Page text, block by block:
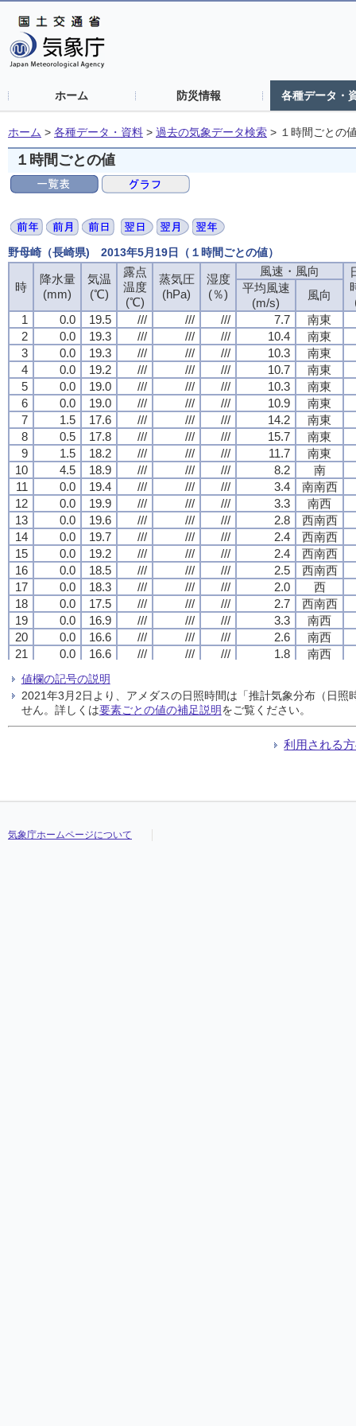
ホーム 防災情報 各種データ・
ホーム > 各種データ・資料 > 過去の気象データ検索 > １時間ごとの
１時間ごとの値
野母崎（長崎県) 2013年5月19日（１時間ごとの値）
時
降水量
(mm)
気温
(℃)
露点
温度
(℃)
蒸気圧
(hPa)
湿度
(％)
風速・風向
平均風速
(m/s)
風向
1
0.0 19.5 /// /// /// 7.7
南東
2
0.0 19.3 /// /// /// 10.4
南東
3
0.0 19.3 /// /// /// 10.3
南東
4
0.0 19.2 /// /// /// 10.7
南東
5
0.0 19.0 /// /// /// 10.3
南東
6
0.0 19.0 /// /// /// 10.9
南東
7
1.5 17.6 /// /// /// 14.2
南東
8
0.5 17.8 /// /// /// 15.7
南東
9
1.5 18.2 /// /// /// 11.7
南東
10
4.5 18.9 /// /// /// 8.2
南
11
0.0 19.4 /// /// /// 3.4
南南西
12
0.0 19.9 /// /// /// 3.3
南西
13
0.0 19.6 /// /// /// 2.8
西南西
14
0.0 19.7 /// /// /// 2.4
西南西
15
0.0 19.2 /// /// /// 2.4
西南西
16
0.0 18.5 /// /// /// 2.5
西南西
17
0.0 18.3 /// /// /// 2.0
西
18
0.0 17.5 /// /// /// 2.7
西南西
19
0.0 16.9 /// /// /// 3.3
南西
20
0.0 16.6 /// /// /// 2.6
南西
21
0.0 16.6 /// /// /// 1.8
南西
16.6
23
0.0 16.7
西南西
24
0.0 17.0 /// /// /// 2.3 西北西
時
降水量
(mm)
気温
(℃)
露点
温度
(℃)
蒸気圧
(hPa)
湿度
(％)
風速・風向
平均風速
(m/s)
風向
1
0.0 19.5 /// /// /// 7.7
南東
2
0.0 19.3 /// /// /// 10.4
南東
3
0.0 19.3 /// /// /// 10.3
南東
4
0.0 19.2 /// /// /// 10.7
南東
5
0.0 19.0 /// /// /// 10.3
南東
6
0.0 19.0 /// /// /// 10.9
南東
7
1.5 17.6 /// /// /// 14.2
南東
8
0.5 17.8 /// /// /// 15.7
南東
9
1.5 18.2 /// /// /// 11.7
南東
10
4.5 18.9 /// /// /// 8.2
南
11
0.0 19.4 /// /// /// 3.4
南南西
12
0.0 19.9 /// /// /// 3.3
南西
13
0.0 19.6 /// /// /// 2.8
西南西
14
0.0 19.7 /// /// /// 2.4
西南西
15
0.0 19.2 /// /// /// 2.4
西南西
16
0.0 18.5 /// /// /// 2.5
西南西
17
0.0 18.3 /// /// /// 2.0
西
18
0.0 17.5 /// /// /// 2.7
西南西
19
0.0 16.9 /// /// /// 3.3
南西
20
0.0 16.6 /// /// /// 2.6
南西
21
0.0 16.6 /// /// /// 1.8
南西
16.6
23
0.0 16.7
西南西
24
0.0 17.0 /// /// /// 2.3 西北西
時
降水量
(mm)
気温
(℃)
露点
温度
(℃)
蒸気圧
(hPa)
湿度
(％)
風速・風向
平均風速
(m/s)
風向
1
0.0 19.5 /// /// /// 7.7
南東
2
0.0 19.3 /// /// /// 10.4
南東
3
0.0 19.3 /// /// /// 10.3
南東
4
0.0 19.2 /// /// /// 10.7
南東
5
0.0 19.0 /// /// /// 10.3
南東
6
0.0 19.0 /// /// /// 10.9
南東
7
1.5 17.6 /// /// /// 14.2
南東
8
0.5 17.8 /// /// /// 15.7
南東
9
1.5 18.2 /// /// /// 11.7
南東
10
4.5 18.9 /// /// /// 8.2
南
11
0.0 19.4 /// /// /// 3.4
南南西
12
0.0 19.9 /// /// /// 3.3
南西
13
0.0 19.6 /// /// /// 2.8
西南西
14
0.0 19.7 /// /// /// 2.4
西南西
15
0.0 19.2 /// /// /// 2.4
西南西
16
0.0 18.5 /// /// /// 2.5
西南西
17
0.0 18.3 /// /// /// 2.0
西
18
0.0 17.5 /// /// /// 2.7
西南西
19
0.0 16.9 /// /// /// 3.3
南西
20
0.0 16.6 /// /// /// 2.6
南西
21
0.0 16.6 /// /// /// 1.8
南西
16.6
23
0.0 16.7
西南西
24
0.0 17.0 /// /// /// 2.3 西北西
時
降水量
(mm)
気温
(℃)
露点
温度
(℃)
蒸気圧
(hPa)
湿度
(％)
風速・風向
平均風速
(m/s)
風向
1
0.0 19.5 /// /// /// 7.7
南東
2
0.0 19.3 /// /// /// 10.4
南東
3
0.0 19.3 /// /// /// 10.3
南東
4
0.0 19.2 /// /// /// 10.7
南東
5
0.0 19.0 /// /// /// 10.3
南東
6
0.0 19.0 /// /// /// 10.9
南東
7
1.5 17.6 /// /// /// 14.2
南東
8
0.5 17.8 /// /// /// 15.7
南東
9
1.5 18.2 /// /// /// 11.7
南東
10
4.5 18.9 /// /// /// 8.2
南
11
0.0 19.4 /// /// /// 3.4
南南西
12
0.0 19.9 /// /// /// 3.3
南西
13
0.0 19.6 /// /// /// 2.8
西南西
14
0.0 19.7 /// /// /// 2.4
西南西
15
0.0 19.2 /// /// /// 2.4
西南西
16
0.0 18.5 /// /// /// 2.5
西南西
17
0.0 18.3 /// /// /// 2.0
西
18
0.0 17.5 /// /// /// 2.7
西南西
19
0.0 16.9 /// /// /// 3.3
南西
20
0.0 16.6 /// /// /// 2.6
南西
21
0.0 16.6 /// /// /// 1.8
南西
16.6
23
0.0 16.7
西南西
24
0.0 17.0 /// /// /// 2.3 西北西
値欄の記号の説明
2021年3月2日より、アメダスの日照時間は「推計気象分布（日
せん。詳しくは要素ごとの値の補足説明をご覧ください。
利用される
気象庁ホームページについて